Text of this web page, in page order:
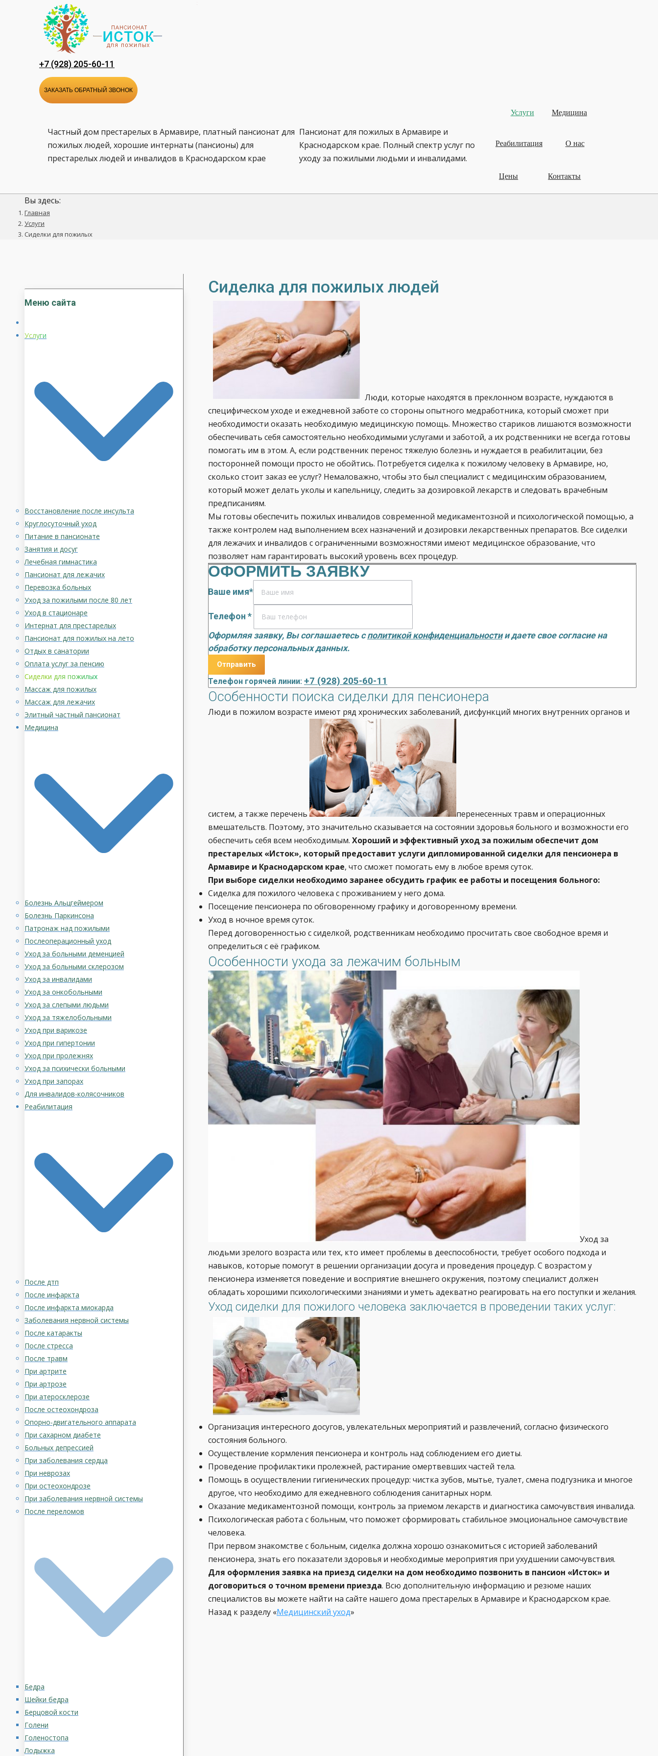
содержанию
+7 (928) 205-60-11
ЗАКАЗАТЬ ОБРАТНЫЙ ЗВОНОК
Частный дом престарелых в Армавире, платный пансионат для
пожилых людей, хорошие интернаты (пансионы) для
престарелых людей и инвалидов в Краснодарском крае
Пансионат для пожилых в Армавире и
Краснодарском крае. Полный спектр услуг по
уходу за пожилыми людьми и инвалидами.
Услуги Медицина
Реабилитация О нас
Цены Контакты
Вы здесь:
Главная
Услуги
Сиделки для пожилых
Сиделка для пожилых людей
Люди, которые находятся в преклонном возрасте, нуждаются в
специфическом уходе и ежедневной заботе со стороны опытного медработника, который сможет при
необходимости оказать необходимую медицинскую помощь. Множество стариков лишаются возможности
обеспечивать себя самостоятельно необходимыми услугами и заботой, а их родственники не всегда готовы
помогать им в этом. А, если родственник перенос тяжелую болезнь и нуждается в реабилитации, без
посторонней помощи просто не обойтись. Потребуется сиделка к пожилому человеку в Армавире, но,
сколько стоит заказ ее услуг? Немаловажно, чтобы это был специалист с медицинским образованием,
который может делать уколы и капельницу, следить за дозировкой лекарств и следовать врачебным
предписаниям.
Мы готовы обеспечить пожилых инвалидов современной медикаментозной и психологической помощью, а
также контролем над выполнением всех назначений и дозировки лекарственных препаратов. Все сиделки
для лежачих и инвалидов с ограниченными возможностями имеют медицинское образование, что
позволяет нам гарантировать высокий уровень всех процедур.
ОФОРМИТЬ ЗАЯВКУ
Ваше имя*
Телефон *
Оформляя заявку, Вы соглашаетесь сполитикой конфиденциальностии даете свое согласие на
обработку персональных данных.
Телефон горячей линии: +7 (928) 205-60-11
Особенности поиска сиделки для пенсионера
Люди в пожилом возрасте имеют ряд хронических заболеваний, дисфункций многих внутренних органов и
систем, а также перечень
перенесенных травм и операционных
вмешательств. Поэтому, это значительно сказывается на состоянии здоровья больного и возможности его
обеспечить себя всем необходимым. Хороший и эффективный уход за пожилым обеспечит дом
престарелых «Исток», который предоставит услуги дипломированной сиделки для пенсионера в
Армавире и Краснодарском крае, что сможет помогать ему в любое время суток.
При выборе сиделки необходимо заранее обсудить график ее работы и посещения больного:
Сиделка для пожилого человека с проживанием у него дома.
Посещение пенсионера по обговоренному графику и договоренному времени.
Уход в ночное время суток.
Перед договоренностью с сиделкой, родственникам необходимо просчитать свое свободное время и
определиться с её графиком.
Особенности ухода за лежачим больным
Уход за
людьми зрелого возраста или тех, кто имеет проблемы в дееспособности, требует особого подхода и
навыков, которые помогут в решении организации досуга и проведения процедур. С возрастом у
пенсионера изменяется поведение и восприятие внешнего окружения, поэтому специалист должен
обладать хорошими психологическими знаниями и уметь адекватно реагировать на его поступки и желания.
Уход сиделки для пожилого человека заключается в проведении таких услуг:
Организация интересного досугов, увлекательных мероприятий и развлечений, согласно физического
состояния больного.
Осуществление кормления пенсионера и контроль над соблюдением его диеты.
Проведение профилактики пролежней, растирание омертвевших частей тела.
Помощь в осуществлении гигиенических процедур: чистка зубов, мытье, туалет, смена подгузника и многое
другое, что необходимо для ежедневного соблюдения санитарных норм.
Оказание медикаментозной помощи, контроль за приемом лекарств и диагностика самочувствия инвалида.
Психологическая работа с больным, что поможет сформировать стабильное эмоциональное самочувствие
человека.
При первом знакомстве с больным, сиделка должна хорошо ознакомиться с историей заболеваний
пенсионера, знать его показатели здоровья и необходимые мероприятия при ухудшении самочувствия.
Для оформления заявка на приезд сиделки на дом необходимо позвонить в пансион «Исток» и
договориться о точном времени приезда. Всю дополнительную информацию и резюме наших
специалистов вы можете найти на сайте нашего дома престарелых в Армавире и Краснодарском крае.
Назад к разделу «Медицинский уход»
Меню сайта
Услуги
Восстановление после инсульта
Круглосуточный уход
Питание в пансионате
Занятия и досуг
Лечебная гимнастика
Пансионат для лежачих
Перевозка больных
Уход за пожилыми после 80 лет
Уход в стационаре
Интернат для престарелых
Пансионат для пожилых на лето
Отдых в санатории
Оплата услуг за пенсию
Сиделки для пожилых
Массаж для пожилых
Массаж для лежачих
Элитный частный пансионат
Медицина
Болезнь Альцгеймером
Болезнь Паркинсона
Патронаж над пожилыми
Послеоперационный уход
Уход за больными деменцией
Уход за больными склерозом
Уход за инвалидами
Уход за онкобольными
Уход за слепыми людьми
Уход за тяжелобольными
Уход при варикозе
Уход при гипертонии
Уход при пролежнях
Уход за психически больными
Уход при запорах
Для инвалидов-колясочников
Реабилитация
После дтп
После инфаркта
После инфаркта миокарда
Заболевания нервной системы
После катаракты
После стресса
После травм
При артрите
При артрозе
При атеросклерозе
После остеохондроза
Опорно-двигательного аппарата
При сахарном диабете
Больных депрессией
При заболевания сердца
При неврозах
При остеохондрозе
При заболевания нервной системы
После переломов
Бедра
Шейки бедра
Берцовой кости
Голени
Голеностопа
Лодыжка